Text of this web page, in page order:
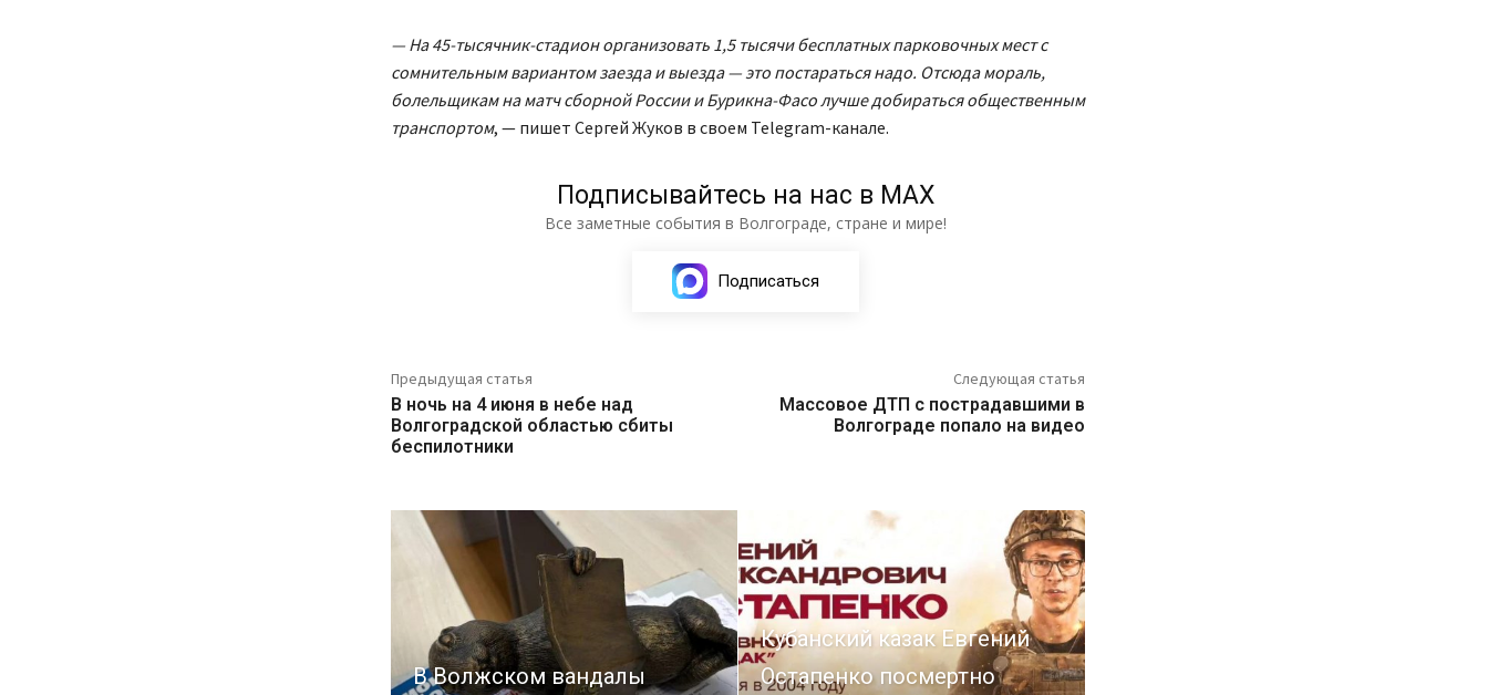
— На 45-тысячник-стадион организовать 1,5 тысячи бесплатных парковочных мест с
сомнительным вариантом заезда и выезда — это постараться надо. Отсюда мораль,
болельщикам на матч сборной России и Бурикна-Фасо лучше добираться общественным
транспортом, — пишет Сергей Жуков в своем Telegram-канале.
Подписывайтесь на нас в МАХ
Все заметные события в Волгограде, стране и мире!
Подписаться
Предыдущая статья
В ночь на 4 июня в небе над
Волгоградской областью сбиты
беспилотники
Следующая статья
Массовое ДТП с пострадавшими в
Волгограде попало на видео
В Волжском вандалы
Кубанский казак Евгений
Остапенко посмертно